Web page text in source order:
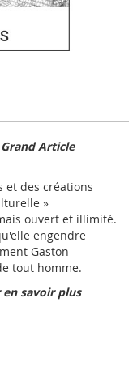
Article
et des créations
»
ouvert et illimité.
engendre
Gaston
tout homme.
savoir plus